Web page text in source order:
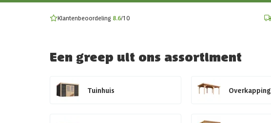
Klantenbeoordeling 8.6/10
Een greep uit ons assortiment
Tuinhuis Overkapping